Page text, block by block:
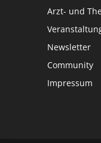
Arzt- und
Newsletter
Community
Impressum